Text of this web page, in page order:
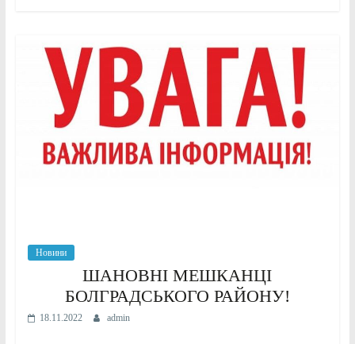
Новини
ШАНОВНІ МЕШКАНЦІ
БОЛГРАДСЬКОГО РАЙОНУ!
18.11.2022 admin